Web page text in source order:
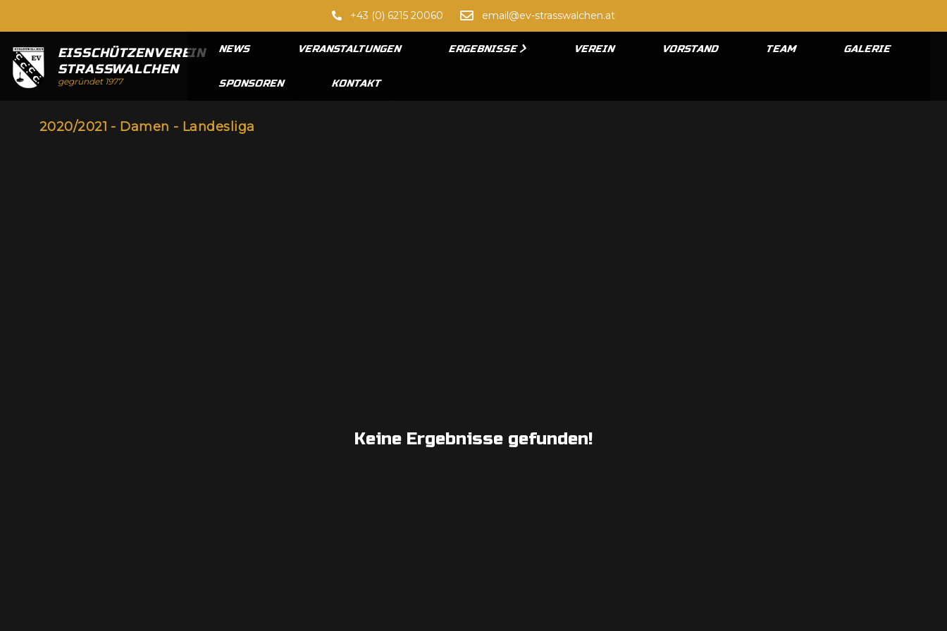
+43 (0) 6215 20060 email@ev-strasswalchen.at
EISSCHÜTZENVEREIN
STRASSWALCHEN
gegründet 1977
NEWS VERANSTALTUNGEN ERGEBNISSE VEREIN VORSTAND TEAM GALERIE
SPONSOREN KONTAKT
2020/2021 - Damen - Landesliga
Keine Ergebnisse gefunden!